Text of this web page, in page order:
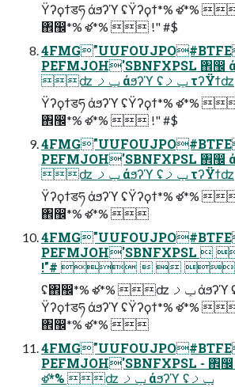
Ϋʔϙϯडཧ άϧʔϓ ʢΫʔϙϯ*% ళ*%
঎඼*% ళ*%  !" #$
PEFMJOH'SBNFXPSL ঎඼
ʣ ݕࡧ άϧʔϓ ʢݕࡧ τʔΫϯʣ
Ϋʔϙϯडཧ άϧʔϓ ʢΫʔϙϯ*% ళ*%
঎඼*% ళ*%  !" #$
PEFMJOH'SBNFXPSL ঎඼
ʣ ݕࡧ άϧʔϓ ʢݕࡧ τʔΫϯʣ
Ϋʔϙϯडཧ άϧʔϓ ʢΫʔϙϯ*% ళ*%
঎඼*% ళ*% 
PEFMJOH'SBNFXPSL
!"#    
ʢ঎඼*% ళ*% ʣ ݕࡧ άϧʔϓ ʢݕࡧ τʔΫϯʣ
Ϋʔϙϯडཧ άϧʔϓ ʢΫʔϙϯ*% ళ*%
঎඼*% ళ*% 
PEFMJOH'SBNFXPSL -
ళ*% ʣ ݕࡧ άϧʔϓ ʢݕࡧ